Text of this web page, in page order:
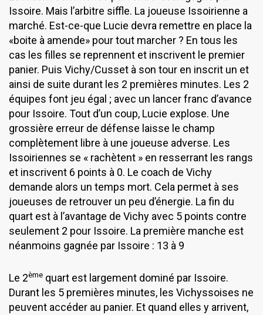
Issoire. Mais l’arbitre siffle. La joueuse Issoirienne a
marché. Est-ce-que Lucie devra remettre en place la
«boite à amende» pour tout marcher ? En tous les
cas les filles se reprennent et inscrivent le premier
panier. Puis Vichy/Cusset à son tour en inscrit un et
ainsi de suite durant les 2 premières minutes. Les 2
équipes font jeu égal ; avec un lancer franc d’avance
pour Issoire. Tout d’un coup, Lucie explose. Une
grossière erreur de défense laisse le champ
complètement libre à une joueuse adverse. Les
Issoiriennes se « rachètent » en resserrant les rangs
et inscrivent 6 points à 0. Le coach de Vichy
demande alors un temps mort. Cela permet à ses
joueuses de retrouver un peu d’énergie. La fin du
quart est à l’avantage de Vichy avec 5 points contre
seulement 2 pour Issoire. La première manche est
néanmoins gagnée par Issoire : 13 à 9
Le 2ème quart est largement dominé par Issoire.
Durant les 5 premières minutes, les Vichyssoises ne
peuvent accéder au panier. Et quand elles y arrivent,